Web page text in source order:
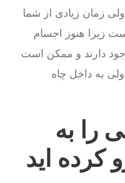
زمان زیادی از شما
زیرا هنوز اجسام
دارند و ممکن است
به داخل چاه
را به
کرده اید